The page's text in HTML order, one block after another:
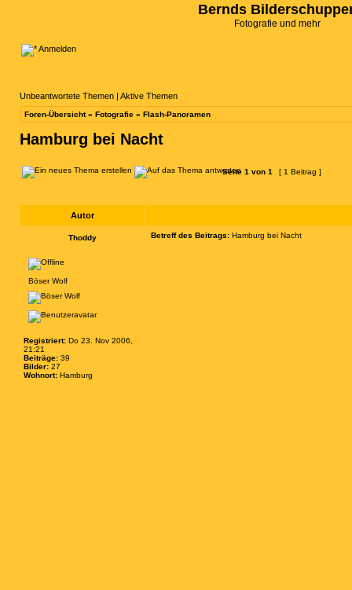
Bernds
Fotografie und mehr
Anmelden
Unbeantwortete Themen | Aktive Themen
Foren-Übersicht» Fotografie » Flash-Panoramen
Hamburg bei Nacht
Seite 1 von 1 [ 1 Beitrag ]
Autor
Thoddy Betreff des Beitrags: Hamburg bei Nacht
Böser Wolf
Registriert: Do 23. Nov 2006,
21:21
Beiträge: 39
Bilder: 27
Wohnort: Hamburg